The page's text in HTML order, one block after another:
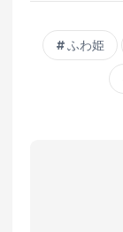
ふわ姫